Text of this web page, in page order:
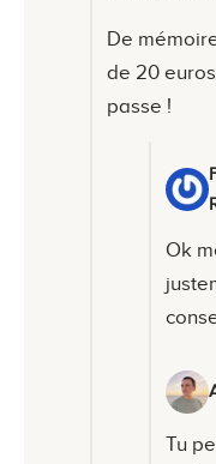
De
de 20
passe !
Ok
Tu